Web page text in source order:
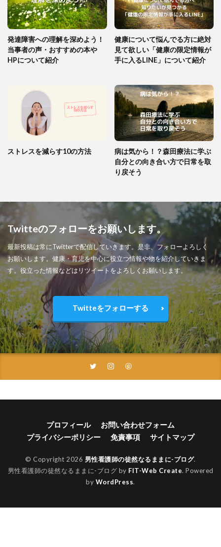
ストレスを減らす10の方法
病は気から！？森田療法に学ぶ
自分との向き合い方で日常を取
り戻そう
健康について悩んでる方に絶対
見て欲しい「健康の限定情報が
手に入るLINE」について紹介
発達障害への理解を深めよう！
当事者の声・おすすめの本や
HPについて紹介
Twitteのフォローをお願いします。
最新投稿は常にTwitterで配信していきます。是非、フォローよろしく
お願いします。健康・育児を中心に役立つ情報や物を紹介していきま
す。役立った情報などはリツイートをよろしくお願いします。
Twitteをフォローする
プロフィール
お問い合わせフォーム
プライバシーポリシー
免責事項 サイトマップ
© Copyright 2026 男性看護師の徒然なるままに-ブログ.
男性看護師の徒然なるままに-ブログ by FIT-Web Create. Powered
by WordPress.